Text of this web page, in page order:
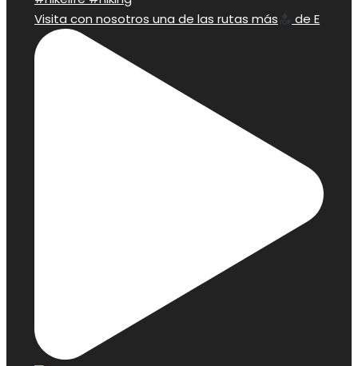
Visita con nosotros una de las rutas más de E